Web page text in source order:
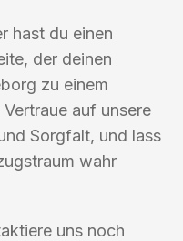
hast du einen
der deinen
zu einem
auf unsere
Sorgfalt, und lass
wahr
uns noch